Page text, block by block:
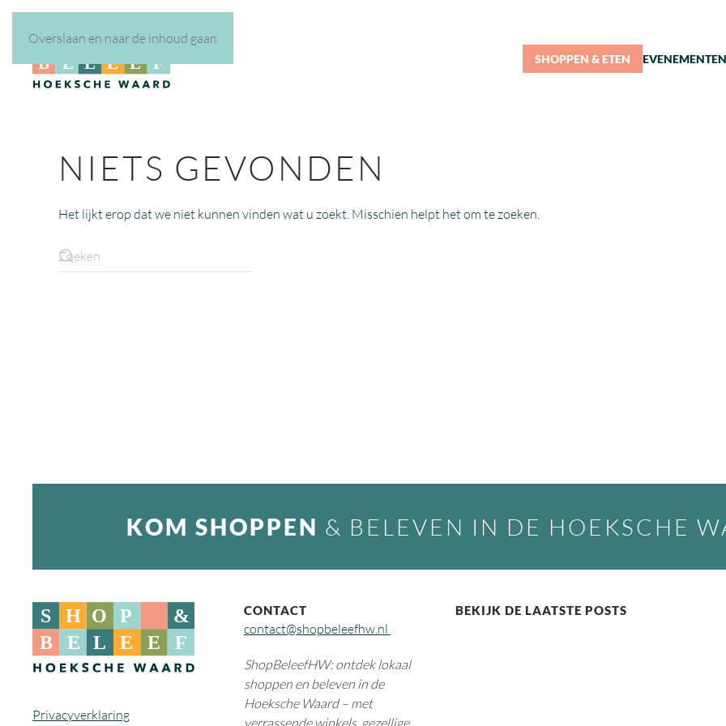
Overslaan en naar de inhoud gaan
SHOPPEN & ETEN EVENEMENTEN
NIETS GEVONDEN
Het lijkt erop dat we niet kunnen vinden wat u zoekt. Misschien helpt het om te zoeken.
KOM SHOPPEN & BELEVEN IN DE HOEKSCHE
Privacyverklaring
CONTACT
contact@shopbeleefhw.nl
ShopBeleefHW: ontdek lokaal
shoppen en beleven in de
Hoeksche Waard – met
verrassende winkels, gezellige
BEKIJK DE LAATSTE POSTS